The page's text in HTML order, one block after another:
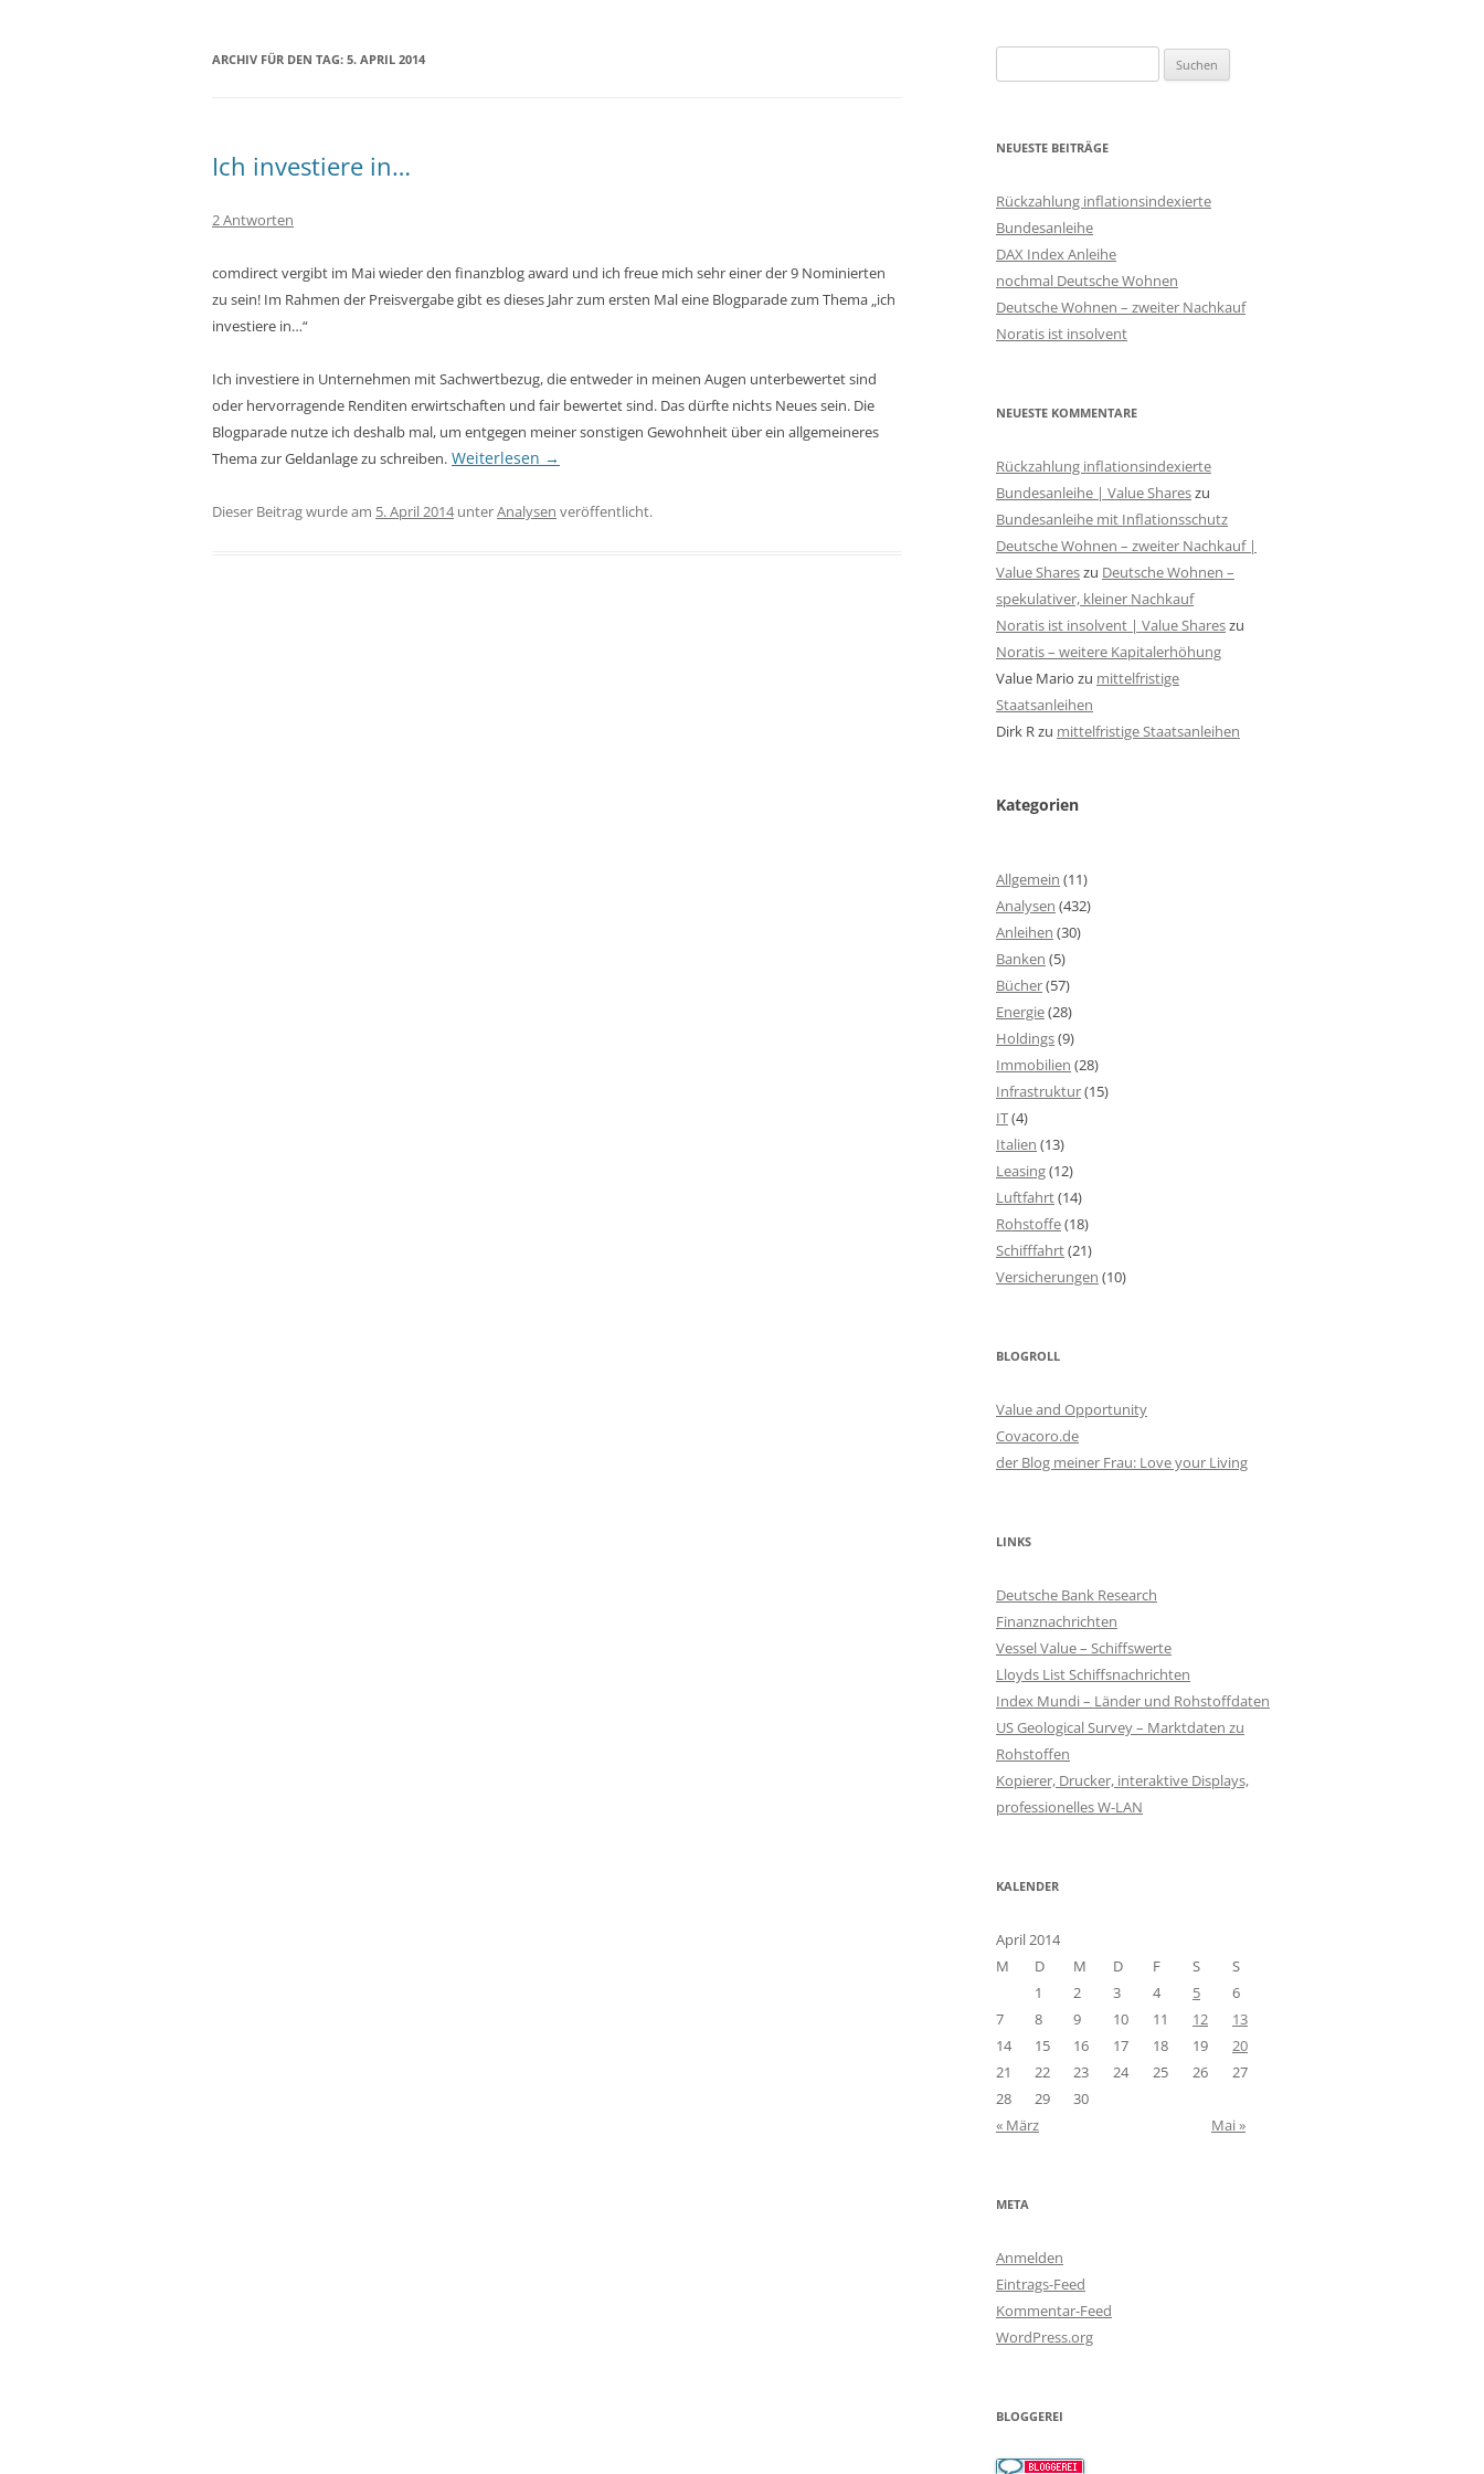
ARCHIV FÜR DEN TAG: 5. APRIL 2014
Ich investiere in…
2 Antworten
comdirect vergibt im Mai wieder den finanzblog award und ich freue mich sehr einer der 9 Nominierten
zu sein! Im Rahmen der Preisvergabe gibt es dieses Jahr zum ersten Mal eine Blogparade zum Thema „ich
investiere in…“
Ich investiere in Unternehmen mit Sachwertbezug, die entweder in meinen Augen unterbewertet sind
oder hervorragende Renditen erwirtschaften und fair bewertet sind. Das dürfte nichts Neues sein. Die
Blogparade nutze ich deshalb mal, um entgegen meiner sonstigen Gewohnheit über ein allgemeineres
Thema zur Geldanlage zu schreiben. Weiterlesen →
Dieser Beitrag wurde am 5. April 2014unterAnalysen veröffentlicht.
nach:
NEUESTE BEITRÄGE
Rückzahlung inflationsindexierte
Bundesanleihe
DAX Index Anleihe
nochmal Deutsche Wohnen
Deutsche Wohnen – zweiter Nachkauf
Noratis ist insolvent
NEUESTE KOMMENTARE
Rückzahlung inflationsindexierte
Bundesanleihe | Value Shareszu
Bundesanleihe mit Inflationsschutz
Deutsche Wohnen – zweiter Nachkauf |
Value Shareszu Deutsche Wohnen –
spekulativer, kleiner Nachkauf
Noratis ist insolvent | Value Shareszu
Noratis – weitere Kapitalerhöhung
Value Mario zu mittelfristige
Staatsanleihen
Dirk Rzu mittelfristige Staatsanleihen
Kategorien
Allgemein (11)
Analysen (432)
Anleihen (30)
Banken (5)
Bücher(57)
Energie(28)
Holdings(9)
Immobilien (28)
Infrastruktur(15)
IT(4)
Italien (13)
Leasing(12)
Luftfahrt(14)
Rohstoffe(18)
Schifffahrt(21)
Versicherungen (10)
BLOGROLL
Value and Opportunity
Covacoro.de
der Blog meiner Frau: Love your Living
LINKS
Deutsche Bank Research
Finanznachrichten
Vessel Value – Schiffswerte
Lloyds List Schiffsnachrichten
Index Mundi – Länder und Rohstoffdaten
US Geological Survey – Marktdaten zu
Rohstoffen
Kopierer, Drucker, interaktive Displays,
professionelles W-LAN
KALENDER
April 2014
M
D M D F S
S
1
2 3 4 5
6
7
8 9 10 11 12
13
14
15 16 17 18 19
20
21
22 23 24 25 26
27
28
29
30
« März
Mai »
META
Anmelden
Eintrags-Feed
Kommentar-Feed
WordPress.org
BLOGGEREI